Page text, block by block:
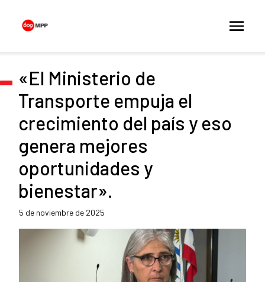
«El Ministerio de
Transporte empuja el
crecimiento del país y eso
genera mejores
oportunidades y
bienestar».
5 de noviembre de 2025